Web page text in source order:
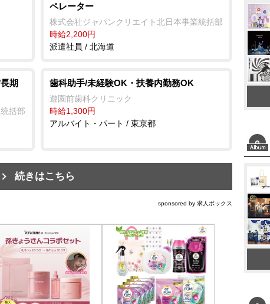
ペレーター
株式会社ジャパンクリエイト北日本事業統括部
時給2,200円
派遣社員 / 北海道
期
括部
歯科助手/未経験OK・扶養内勤務OK
遊園前歯科クリニック
時給1,300円
アルバイト・パート / 東京都
続きはこちら
sponsored by 求人ボックス